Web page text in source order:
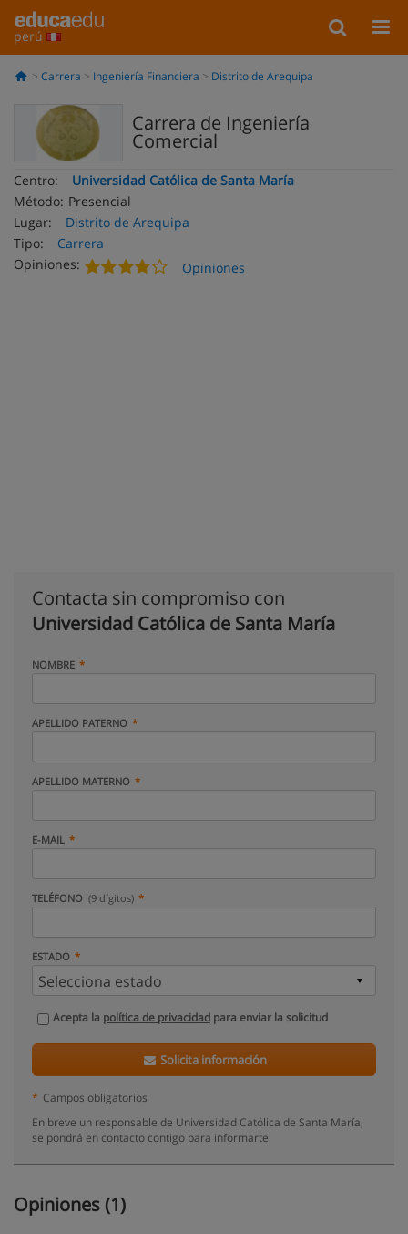
perú
Carrera Ingeniería Financiera Distrito de Arequipa
Carrera de Ingeniería
Comercial
Centro:
Universidad Católica de Santa María
Método: Presencial
Lugar:
Distrito de Arequipa
Tipo:
Carrera
Opiniones:
Opiniones
Contacta sin compromiso con
Universidad Católica de Santa María
NOMBRE
APELLIDO PATERNO
APELLIDO MATERNO
E-MAIL
TELÉFONO (9 dígitos)
ESTADO
Acepta la política de privacidad para enviar la solicitud
Solicita información
* Campos obligatorios
En breve un responsable de Universidad Católica de Santa María,
se pondrá en contacto contigo para informarte
Opiniones (1)